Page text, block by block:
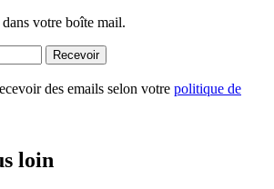
votre boîte mail.
Recevoir
des emails selon votre politique de
loin